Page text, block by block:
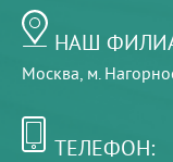
НАШ
Москва, м.
ТЕЛЕФОН: